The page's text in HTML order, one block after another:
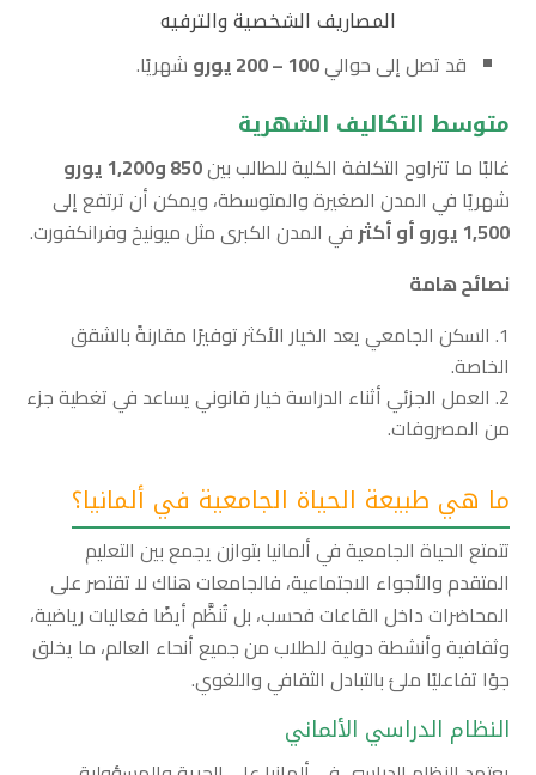
المصاريف الشخصية والترفيه
قد تصل إلى حوالي100 – 200 يورو شهريًا.
متوسط التكاليف الشهرية
غالبًا ما تتراوح التكلفة الكلية للطالب بين850و1,200 يورو
شهريًا في المدن الصغيرة والمتوسطة، ويمكن أن ترتفع إلى
1,500 يورو أو أكثر في المدن الكبرى مثل ميونيخ وفرانكفورت.
نصائح هامة
السكن الجامعي يعد الخيار الأكثر توفيرًا مقارنةً بالشقق
الخاصة.
العمل الجزئي أثناء الدراسة خيار قانوني يساعد في تغطية جزء
من المصروفات.
ما هي طبيعة الحياة الجامعية في ألمانيا؟
تتمتع الحياة الجامعية في ألمانيا بتوازن يجمع بين التعليم
المتقدم والأجواء الاجتماعية، فالجامعات هناك لا تقتصر على
المحاضرات داخل القاعات فحسب، بل تُنظَّم أيضًا فعاليات رياضية،
وثقافية وأنشطة دولية للطلاب من جميع أنحاء العالم، ما يخلق
جوًا تفاعليًا ملئ بالتبادل الثقافي واللغوي.
النظام الدراسي الألماني